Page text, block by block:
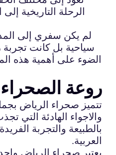
الرحلة التاريخية إلى
لم يكن سفري إلى
سياحية بل كانت تجربة
الضوء على أهمية هذه
روعة
تتميز صحراء الرياض
والاجواء الهادئة التي
بالطبيعة والتجربة
العربية.
يعتبر صحراء الرياض